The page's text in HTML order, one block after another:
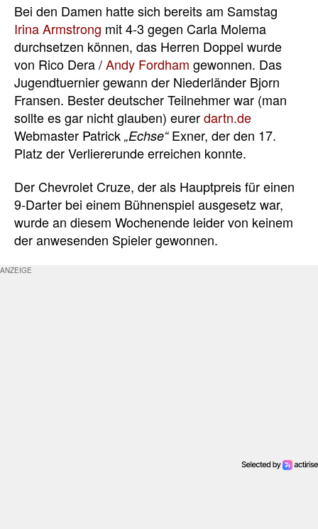
Bei den Damen hatte sich bereits am Samstag
Irina Armstrong mit 4-3 gegen Carla Molema
durchsetzen können, das Herren Doppel wurde
von Rico Dera /Andy Fordham gewonnen. Das
Jugendtuernier gewann der Niederländer Bjorn
Fransen. Bester deutscher Teilnehmer war (man
sollte es gar nicht glauben) eurerdartn.de
Webmaster Patrick „Echse“Exner, der den 17.
Platz der Verliererunde erreichen konnte.
Der Chevrolet Cruze, der als Hauptpreis für einen
9-Darter bei einem Bühnenspiel ausgesetz war,
wurde an diesem Wochenende leider von keinem
der anwesenden Spieler gewonnen.